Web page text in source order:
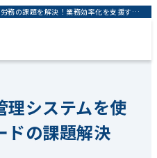
資料ダウンロード｜ジンジャー１つで人事労務の課題を解決！業務効率化を支援するクラウドサービス｜jinjer株式会社
理システムを使
ドの課題解決